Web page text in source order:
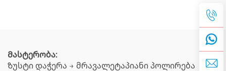
Მასტერობა:
Ზუსტი დაჭერა → მრავალეტაპიანი პოლირება